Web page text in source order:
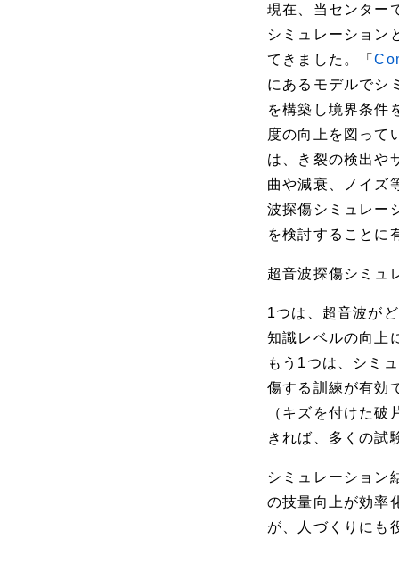
現在、当センター
シミュレーション
てきました。「
にあるモデルでシ
を構築し境界条件
度の向上を図って
は、き裂の検出や
曲や減衰、ノイズ
波探傷シミュレー
を検討することに
超音波探傷シミュ
1つは、超音波が
知識レベルの向上
もう1つは、シミ
傷する訓練が有効
（キズを付けた
きれば、多くの試
シミュレーション
の技量向上が効率
が、人づくりにも